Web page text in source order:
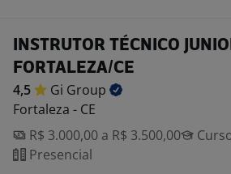
INSTRUTOR TÉCNICO
FORTALEZA/CE
4,5 Gi Group
Fortaleza - CE
R$ 3.000,00 a R$ 3.500,00
Presencial